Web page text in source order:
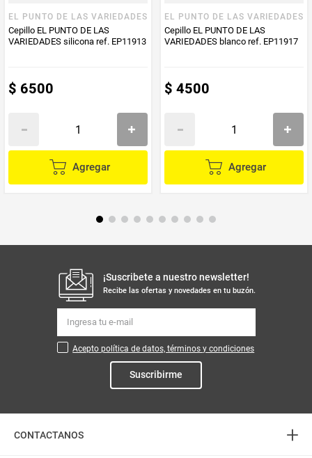
EL PUNTO DE LAS VARIEDADES
Cepillo EL PUNTO DE LAS
VARIEDADES silicona ref. EP11913
$ 6500
Agregar
EL PUNTO DE LAS VARIEDADES
Cepillo EL PUNTO DE LAS
VARIEDADES blanco ref. EP11917
$ 4500
Agregar
¡Suscribete a nuestro newsletter!
Recibe las ofertas y novedades en tu buzón.
Acepto política de datos, términos y condiciones
Suscribirme
CONTACTANOS +